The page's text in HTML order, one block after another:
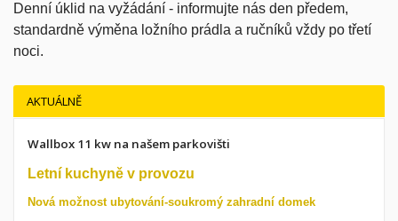
Denní úklid na vyžádání - informujte nás den předem,
standardně výměna ložního prádla a ručníků vždy po třetí
noci.
AKTUÁLNĚ
Wallbox 11 kw na našem parkovišti
Letní kuchyně v provozu
Nová možnost ubytování-soukromý zahradní domek